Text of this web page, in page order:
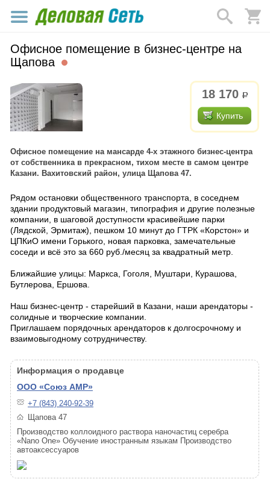
Офисное помещение в бизнес-центре на
Щапова
18 170 р.
Купить
Офисное помещение на мансарде 4-х этажного бизнес-центра
от собственника в прекрасном, тихом месте в самом центре
Казани. Вахитовский район, улица Щапова 47.
Рядом остановки общественного транспорта, в соседнем
здании продуктовый магазин, типография и другие полезные
компании, в шаговой доступности красивейшие парки
(Лядской, Эрмитаж), пешком 10 минут до ГТРК «Корстон» и
ЦПКиО имени Горького, новая парковка, замечательные
соседи и всё это за 660 руб./месяц за квадратный метр.
Ближайшие улицы: Маркса, Гоголя, Муштари, Курашова,
Бутлерова, Ершова.
Наш бизнес-центр - старейший в Казани, наши арендаторы -
солидные и творческие компании.
Приглашаем порядочных арендаторов к долгосрочному и
взаимовыгодному сотрудничеству.
Информация о продавце
ООО «Союз АМР»
+7 (843) 240-92-39
Щапова 47
Производство коллоидного раствора наночастиц серебра
«Nano One» Обучение иностранным языкам Производство
автоаксессуаров